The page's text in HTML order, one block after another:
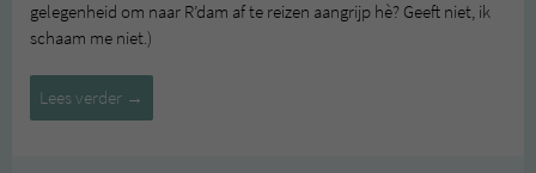
gelegenheid om naar R’dam af te reizen aangrijp hè? Geeft niet, ik
schaam me niet.)
Lees verder Gare
Du
→